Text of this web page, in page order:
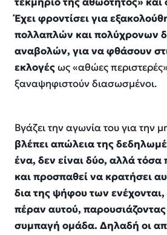
Έχει φροντίσει για
πολλαπλών και πολύχρονων
αναβολών, για να φθάσουν
εκλογέςως «αθώες
ξαναψηφιστούν διασωσμένοι.
Βγάζει την αγωνία του για την
βλέπει απώλεια της
ένα, δεν είναι δύο, αλλά τόσα
και προσπαθεί να κρατήσει
δια της ψήφου των ενέχονται,
πέραν αυτού,
συμπαγή ομάδα. Δηλαδή οι